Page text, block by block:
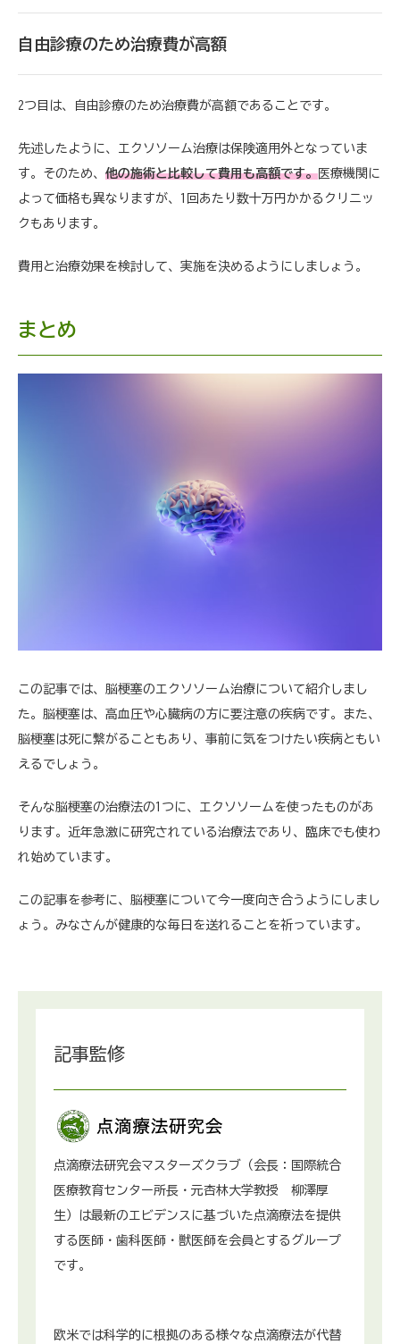
自由診療のため治療費が高額
2つ目は、自由診療のため治療費が高額であることです。
先述したように、エクソソーム治療は保険適用外となっていま
す。そのため、 他の施術と比較して費用も高額です。医療機関に
よって価格も異なりますが、1回あたり数十万円かかるクリニッ
クもあります。
費用と治療効果を検討して、実施を決めるようにしましょう。
まとめ
この記事では、脳梗塞のエクソソーム治療について紹介しまし
た。脳梗塞は、高血圧や心臓病の方に要注意の疾病です。また、
脳梗塞は死に繋がることもあり、事前に気をつけたい疾病ともい
えるでしょう。
そんな脳梗塞の治療法の1つに、エクソソームを使ったものがあ
ります。近年急激に研究されている治療法であり、臨床でも使わ
れ始めています。
この記事を参考に、脳梗塞について今一度向き合うようにしまし
ょう。みなさんが健康的な毎日を送れることを祈っています。
記事監修
点滴療法研究会マスターズクラブ（会長：国際統合
医療教育センター所長・元杏林大学教授 柳澤厚
生）は最新のエビデンスに基づいた点滴療法を提供
する医師・歯科医師・獣医師を会員とするグループ
です。
欧米では科学的に根拠のある様々な点滴療法が代替